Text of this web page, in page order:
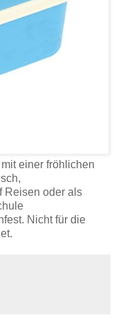
mit einer fröhlichen
Reisen oder als
Nicht für die